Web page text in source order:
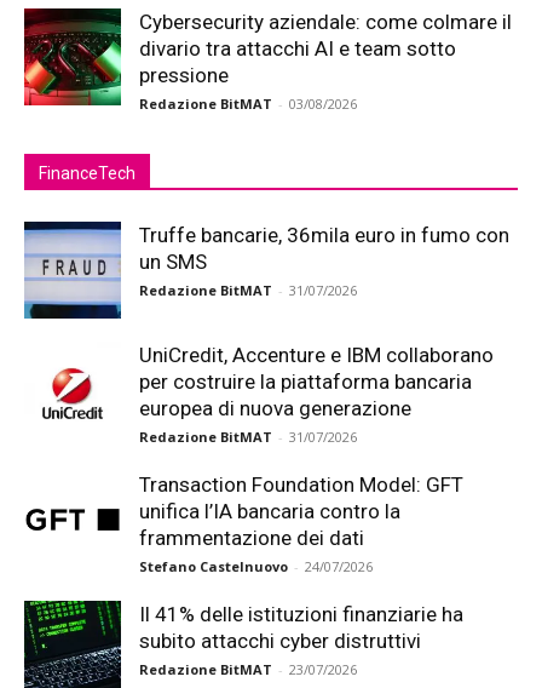
Cybersecurity aziendale: come colmare il
divario tra attacchi AI e team sotto
pressione
Redazione BitMAT - 03/08/2026
FinanceTech
Truffe bancarie, 36mila euro in fumo con
un SMS
Redazione BitMAT - 31/07/2026
UniCredit, Accenture e IBM collaborano
per costruire la piattaforma bancaria
europea di nuova generazione
Redazione BitMAT - 31/07/2026
Transaction Foundation Model: GFT
unifica l’IA bancaria contro la
frammentazione dei dati
Stefano Castelnuovo - 24/07/2026
Il 41% delle istituzioni finanziarie ha
subito attacchi cyber distruttivi
Redazione BitMAT - 23/07/2026